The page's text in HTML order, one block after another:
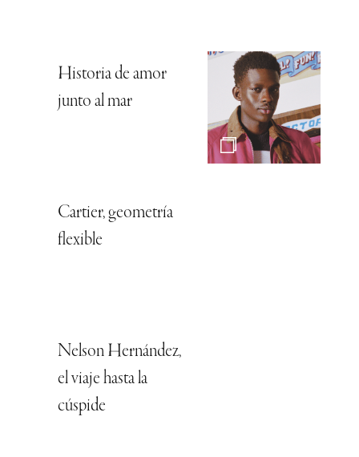
Historia de amor
junto al mar
Cartier, geometría
flexible
Nelson Hernández,
el viaje hasta la
cúspide